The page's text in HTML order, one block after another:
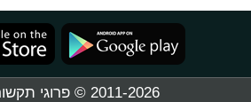
2011-2026 © פרוגי תקשורת בע"מ